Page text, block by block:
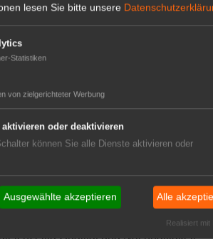
den Vertragspartnernund
Rahmenbedingungen zu
Betriebe fördern.
sehen wir in dieser Kooperation
hin zu einer langfristigen
Vertrauen, Verlässlichkeit und
Produktion entlang der
nachhaltig zu stärken und
zu schaffen, die wirtschaftlich
Qualität und Nachhaltigkeit
lesen Sie bitte unsere
Statistiken
von zielgerichteter Werbung
oder deaktivieren
können Sie alle Dienste aktivieren oder
Ausgewählte akzeptieren Alle
Realisiert mit